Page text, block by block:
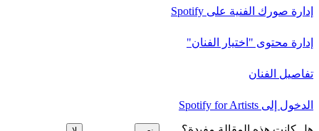
إدارة صورك الفنية على Spotify
إدارة محتوى "اختيار الفنان"
تفاصيل الفنان
الدخول إلى Spotify for Artists